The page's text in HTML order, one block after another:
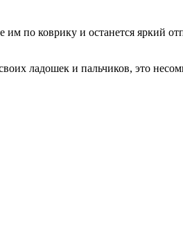
по коврику и останется яркий
ладошек и пальчиков, это